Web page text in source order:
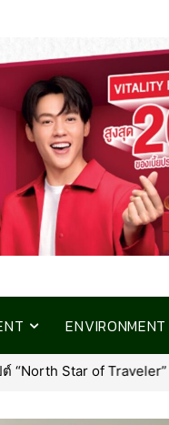
ENVIRONMENT
ทธิ์ใหม่ที่คุ้มค่ากว่าเดิม•